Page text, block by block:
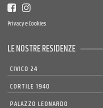
Privacy e Cookies
LE NOSTRE RESIDENZE
CIVICO 24
CORTILE 1940
PALAZZO LEONARDO